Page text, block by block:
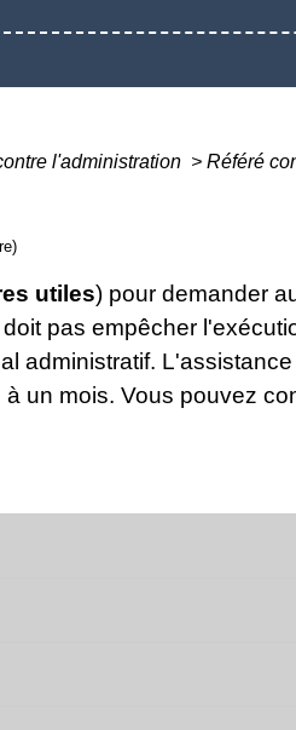
l'administration > Référé
utiles) pour demander
pas empêcher
administratif.
un mois. Vous pouvez